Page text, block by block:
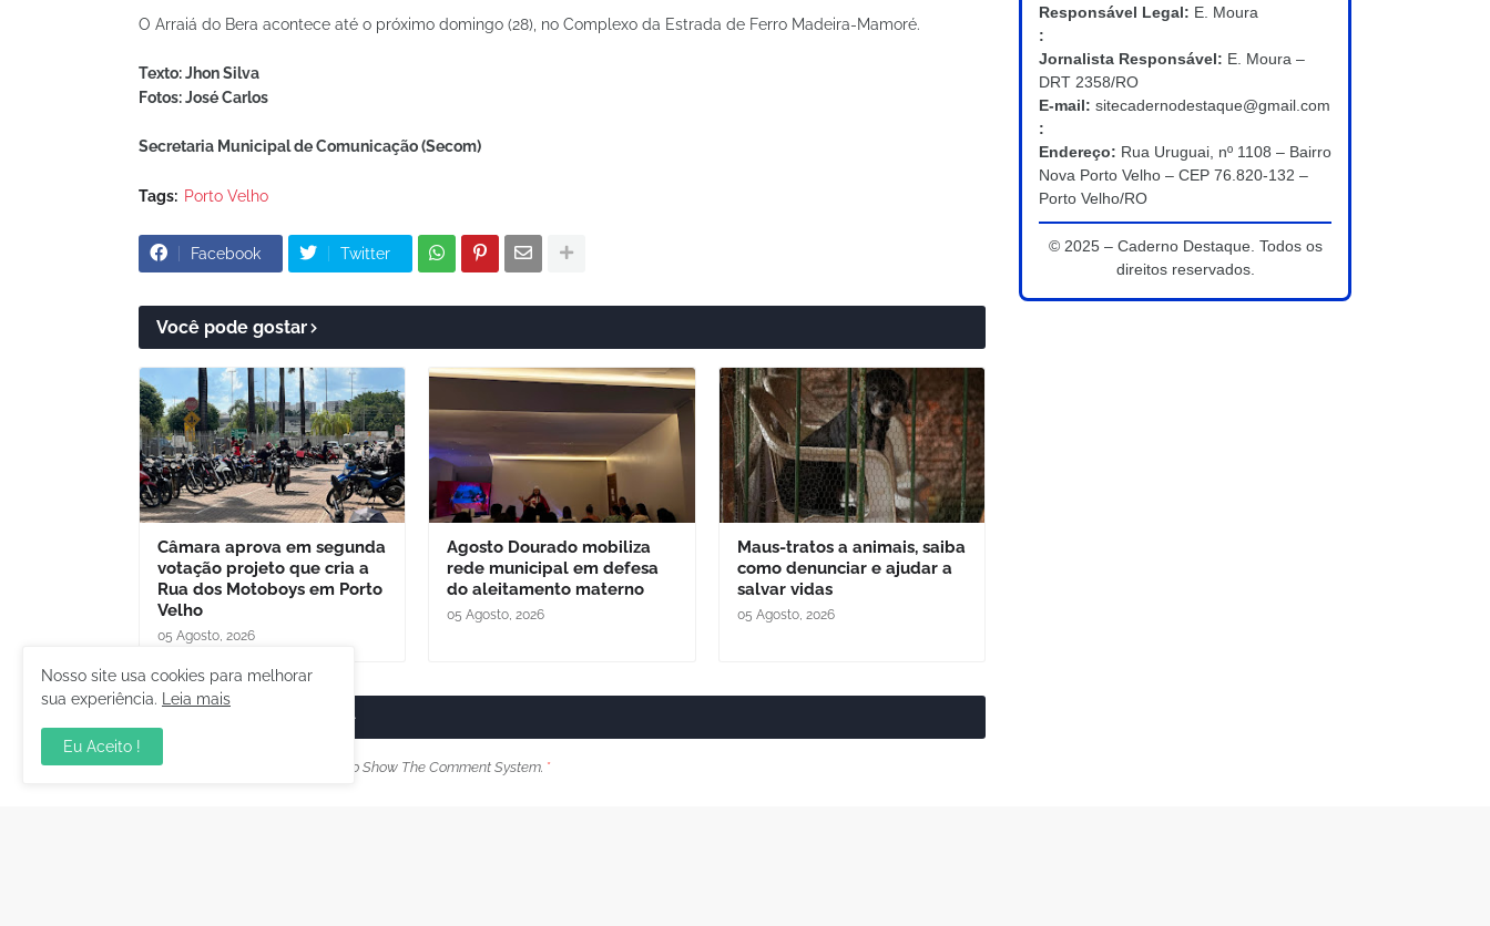
O Arraiá do Bera acontece até o próximo domingo (28), no Complexo da Estrada de Ferro Madeira-Mamoré.
Texto: Jhon Silva
Fotos: José Carlos
Secretaria Municipal de Comunicação (Secom)
Tags: Porto Velho
Facebook Twitter
Você pode gostar
Câmara aprova em segunda
votação projeto que cria a
Rua dos Motoboys em Porto
Velho
05 Agosto, 2026
Agosto Dourado mobiliza
rede municipal em defesa
do aleitamento materno
05 Agosto, 2026
Maus-tratos a animais, saiba
como denunciar e ajudar a
salvar vidas
05 Agosto, 2026
Please Select Embedded Mode To Show The Comment System. *
Responsável Legal: E. Moura
:
Jornalista Responsável: E. Moura –
DRT 2358/RO
E-mail: sitecadernodestaque@gmail.com
:
Endereço: Rua Uruguai, nº 1108 – Bairro
Nova Porto Velho – CEP 76.820-132 –
Porto Velho/RO
© 2025 – Caderno Destaque. Todos os
direitos reservados.
Nosso site usa cookies para melhorar
sua experiência.
Leia mais
Eu Aceito !